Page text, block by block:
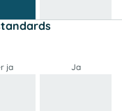
ja Ja